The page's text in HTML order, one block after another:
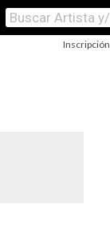
Inscripción